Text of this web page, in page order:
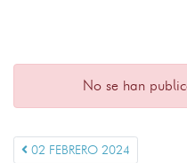
No se han
02 FEBRERO 2024